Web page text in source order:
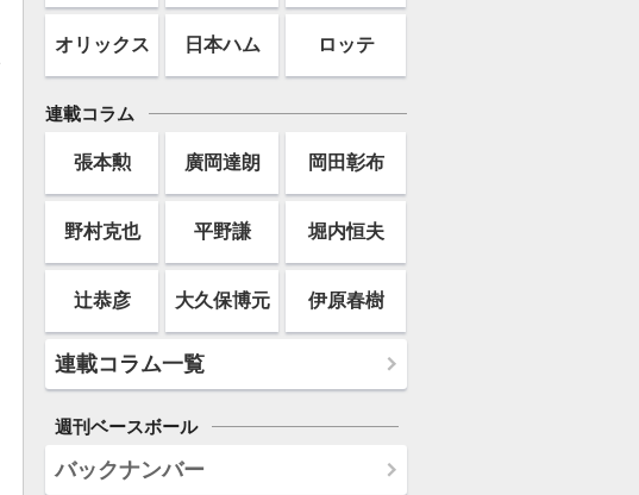
オリックス 日本ハム ロッテ
連載コラム
張本勲 廣岡達朗 岡田彰布
野村克也 平野謙 堀内恒夫
辻恭彦 大久保博元 伊原春樹
連載コラム一覧
週刊ベースボール
バックナンバー